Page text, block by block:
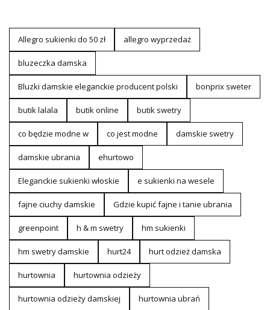
Allegro sukienki do 50 zł allegro wyprzedaż
bluzeczka damska
Bluzki damskie eleganckie producent polski bonprix sweter
butik lalala butik online butik swetry
co będzie modne w co jest modne damskie swetry
damskie ubrania ehurtowo
Eleganckie sukienki włoskie e sukienki na wesele
fajne ciuchy damskie Gdzie kupić fajne i tanie ubrania
greenpoint h & m swetry hm sukienki
hm swetry damskie hurt24 hurt odzież damska
hurtownia hurtownia odzieży
hurtownia odzieży damskiej hurtownia ubrań